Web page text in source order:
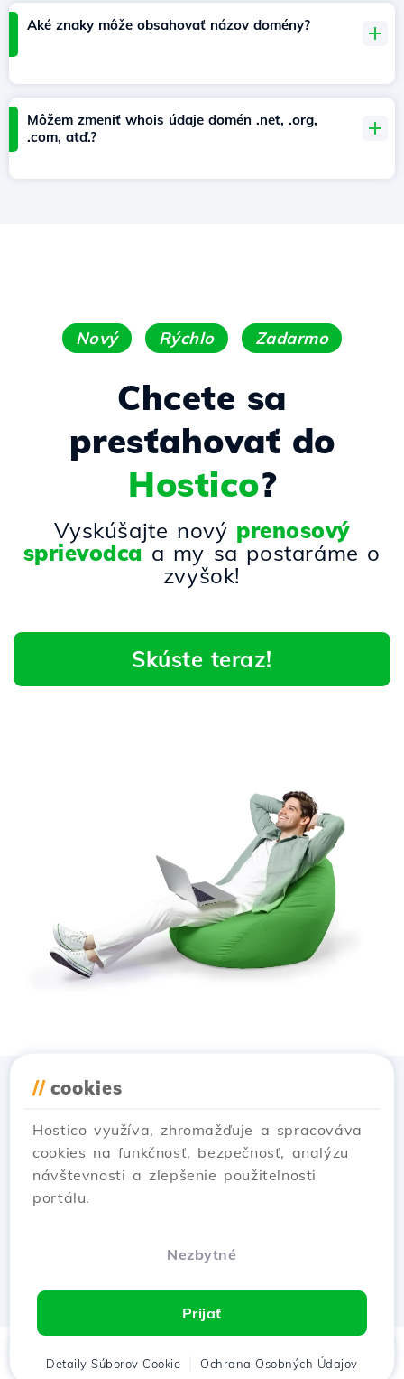
Aké znaky môže obsahovať názov domény?
Môžem zmeniť whois údaje domén .net, .org,
.com, atď.?
Nový Rýchlo Zadarmo
Chcete sa
presťahovať do
Hostico?
Vyskúšajte nový prenosový
sprievodca a my sa postaráme o
zvyšok!
Skúste teraz!
// cookies
Hostico využíva, zhromažďuje a spracováva
cookies na funkčnosť, bezpečnosť, analýzu
návštevnosti a zlepšenie použiteľnosti
portálu.
Nezbytné
Prijať
Detaily Súborov Cookie Ochrana Osobných Údajov
Domov Klient Košík Chat Menu
Stiahnuť aplikáciu